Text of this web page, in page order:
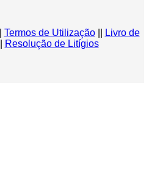
Termos de Utilização||
Livro de
Resolução de Litígios